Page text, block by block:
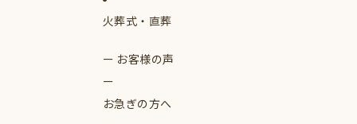
火葬式・直葬
お客様の声
お急ぎの方へ